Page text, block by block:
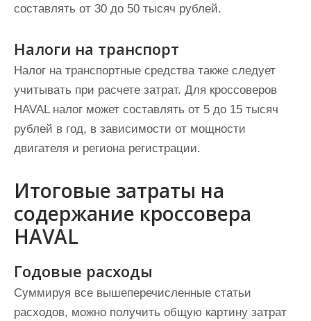
составлять от 30 до 50 тысяч рублей.
Налоги на транспорт
Налог на транспортные средства также следует
учитывать при расчете затрат. Для кроссоверов
HAVAL налог может составлять от 5 до 15 тысяч
рублей в год, в зависимости от мощности
двигателя и региона регистрации.
Итоговые затраты на
содержание кроссовера
HAVAL
Годовые расходы
Суммируя все вышеперечисленные статьи
расходов, можно получить общую картину затрат